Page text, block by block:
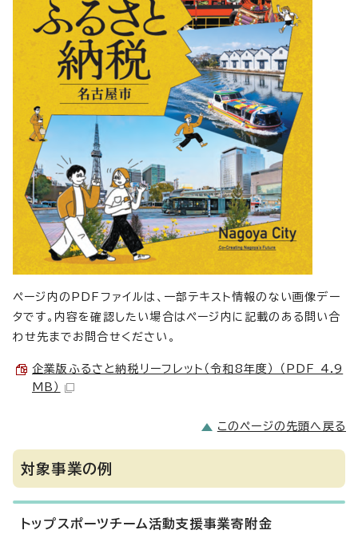
ページ内のPDFファイルは、一部テキスト情報のない画像デー
タです。内容を確認したい場合はページ内に記載のある問い合
わせ先までお問合せください。
企業版ふるさと納税リーフレット（令和8年度） （PDF 4.9
MB）
このページの先頭へ戻る
対象事業の例
トップスポーツチーム活動支援事業寄附金